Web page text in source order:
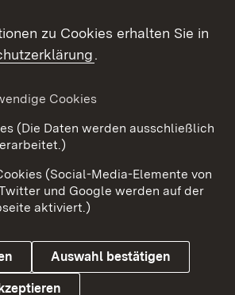
Barrierefreiheit
Cookies
zu Cookies erhalten Sie in
.
Cookies
(Die Daten werden ausschließlich
(Social-Media-Elemente von
und Google werden auf der
aktiviert.)
Auswahl bestätigen